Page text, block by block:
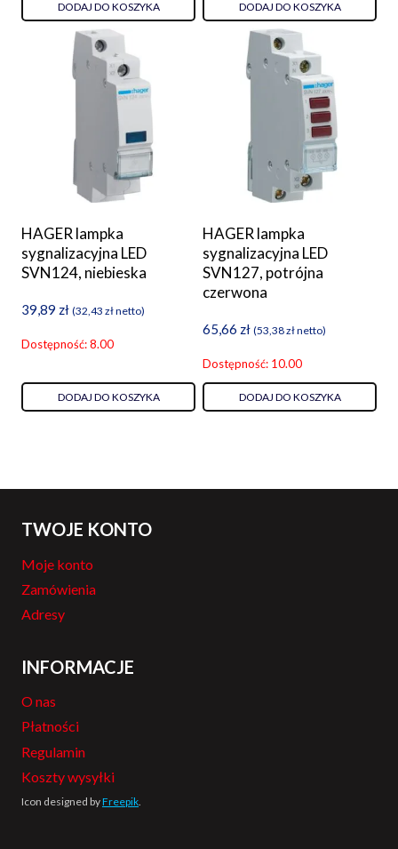
DODAJ DO KOSZYKA DODAJ DO KOSZYKA
HAGER lampka
sygnalizacyjna LED
SVN124, niebieska
39,89 zł (32,43 złnetto)
Dostępność: 8.00
DODAJ DO KOSZYKA
HAGER lampka
sygnalizacyjna LED
SVN127, potrójna
czerwona
65,66 zł (53,38złnetto)
Dostępność: 10.00
DODAJ DO KOSZYKA
TWOJE KONTO
Moje konto
Zamówienia
Adresy
INFORMACJE
O nas
Płatności
Regulamin
Koszty wysyłki
Icon designed byFreepik.